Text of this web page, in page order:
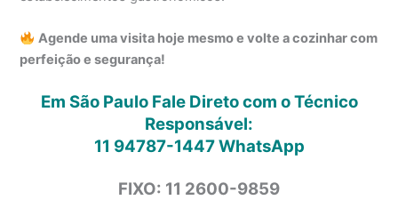
Agende uma visita hoje mesmo e volte a cozinhar com
perfeição e segurança!
Em São Paulo Fale Direto com o Técnico
Responsável:
11 94787-1447WhatsApp
FIXO: 11 2600-9859